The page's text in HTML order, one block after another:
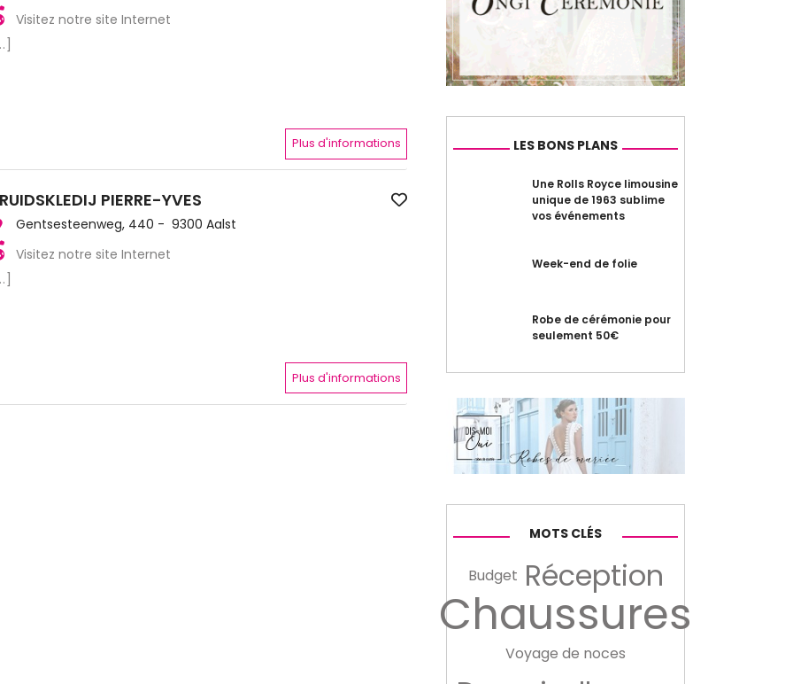
Visitez notre site Internet
Plus d'informations
PIERRE-YVES
Gentsesteenweg, 440 - 9300 Aalst
Visitez notre site Internet
Plus d'informations
LES BONS PLANS
Une Rolls Royce limousine
unique de 1963 sublime
vos événements
Week-end de folie
Robe de cérémonie pour
seulement 50€
MOTS CLÉS
Budget Réception
Chaussures
Voyage de noces